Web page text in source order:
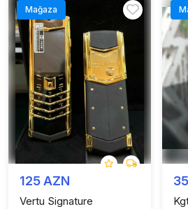
Mağaza
125 AZN
Vertu Signature